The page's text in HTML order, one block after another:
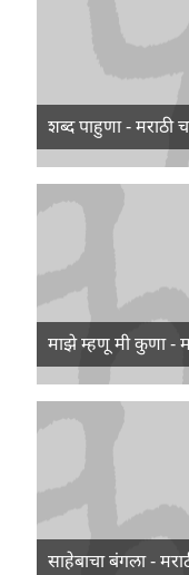
शब्द पाहुणा - मराठी
माझे म्हणू मी कुणा -
साहेबाचा बंगला -